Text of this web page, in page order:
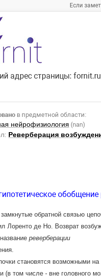
Если
адрес страницы:
в предметной области:
нейрофизиология (nan)
Реверберация
обобщение
обратной связью
Лоренто де Но. Возврат
реверберации
становятся возможными на
(в том числе - вне головного